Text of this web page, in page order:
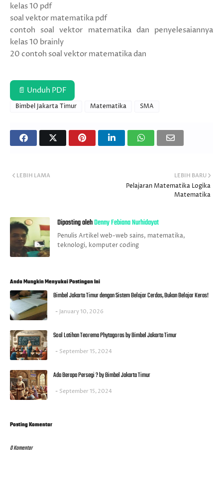
kelas 10 pdf
soal vektor matematika pdf
contoh soal vektor matematika dan penyelesaiannya
kelas 10 brainly
20 contoh soal vektor matematika dan
📄 Unduh PDF
Bimbel Jakarta Timur Matematika SMA
LEBIH BARU
Pelajaran Matematika Logika
Matematika
LEBIH LAMA
Diposting olehDenny Febiana Nurhidayat
Penulis Artikel web-web sains, matematika,
teknologi, komputer coding
Anda Mungkin Menyukai Postingan Ini
Bimbel Jakarta Timur dengan Sistem Belajar Cerdas, Bukan Belajar Keras!
January 10, 2026
Soal Latihan Teorema Phytagoras by Bimbel Jakarta Timur
September 15, 2024
Ada Berapa Persegi ? by Bimbel Jakarta Timur
September 15, 2024
Posting Komentar
0 Komentar